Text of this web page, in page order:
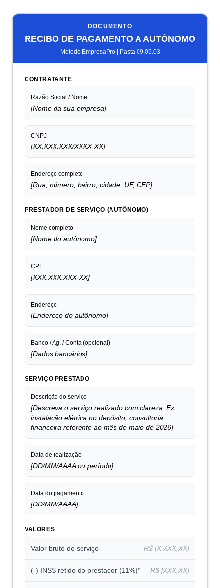
DOCUMENTO
RECIBO DE PAGAMENTO A AUTÔNOMO
Método EmpresaPro | Pasta 09.05.03
CONTRATANTE
Razão Social / Nome
[Nome da sua empresa]
CNPJ
[XX.XXX.XXX/XXXX-XX]
Endereço completo
[Rua, número, bairro, cidade, UF, CEP]
PRESTADOR DE SERVIÇO (AUTÔNOMO)
Nome completo
[Nome do autônomo]
CPF
[XXX.XXX.XXX-XX]
Endereço
[Endereço do autônomo]
Banco / Ag. / Conta (opcional)
[Dados bancários]
SERVIÇO PRESTADO
Descrição do serviço
[Descreva o serviço realizado com clareza. Ex:
instalação elétrica no depósito, consultoria
financeira referente ao mês de maio de 2026]
Data de realização
[DD/MM/AAAA ou período]
Data do pagamento
[DD/MM/AAAA]
VALORES
Valor bruto do serviço R$ [X.XXX,XX]
(-) INSS retido do prestador (11%)* R$ [XXX,XX]